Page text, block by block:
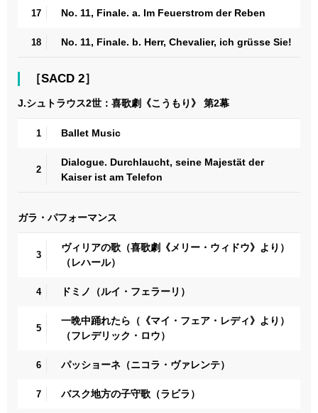
17 No. 11, Finale. a. Im Feuerstrom der Reben
18 No. 11, Finale. b. Herr, Chevalier, ich grüsse Sie!
［SACD 2］
J.シュトラウス2世：喜歌劇《こうもり》 第2幕
1 Ballet Music
2
Dialogue. Durchlaucht, seine Majestät der
Kaiser ist am Telefon
ガラ・パフォーマンス
3
ヴィリアの歌（喜歌劇《メリー・ウィドウ》より）
（レハール）
4 ドミノ（ルイ・フェラーリ）
5
一晩中踊れたら（《マイ・フェア・レディ》より）
（フレデリック・ロウ）
6 パッショーネ（ニコラ・ヴァレンテ）
7 バスク地方の子守歌（ラビラ）